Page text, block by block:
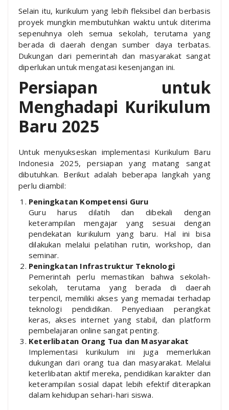
Selain itu, kurikulum yang lebih fleksibel dan berbasis
proyek mungkin membutuhkan waktu untuk diterima
sepenuhnya oleh semua sekolah, terutama yang
berada di daerah dengan sumber daya terbatas.
Dukungan dari pemerintah dan masyarakat sangat
diperlukan untuk mengatasi kesenjangan ini.
Persiapan untuk
Menghadapi Kurikulum
Baru 2025
Untuk menyukseskan implementasi Kurikulum Baru
Indonesia 2025, persiapan yang matang sangat
dibutuhkan. Berikut adalah beberapa langkah yang
perlu diambil:
Peningkatan Kompetensi Guru
Guru harus dilatih dan dibekali dengan
keterampilan mengajar yang sesuai dengan
pendekatan kurikulum yang baru. Hal ini bisa
dilakukan melalui pelatihan rutin, workshop, dan
seminar.
Peningkatan Infrastruktur Teknologi
Pemerintah perlu memastikan bahwa sekolah-
sekolah, terutama yang berada di daerah
terpencil, memiliki akses yang memadai terhadap
teknologi pendidikan. Penyediaan perangkat
keras, akses internet yang stabil, dan platform
pembelajaran online sangat penting.
Keterlibatan Orang Tua dan Masyarakat
Implementasi kurikulum ini juga memerlukan
dukungan dari orang tua dan masyarakat. Melalui
keterlibatan aktif mereka, pendidikan karakter dan
keterampilan sosial dapat lebih efektif diterapkan
dalam kehidupan sehari-hari siswa.